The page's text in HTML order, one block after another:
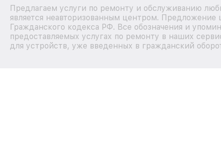
Предлагаем услуги по ремонту и обслуживанию
является неавторизованным центром.
Гражданского кодекса РФ. Все обозначения и
предоставляемых услугах по ремонту в наших
для устройств, уже введенных в гражданский